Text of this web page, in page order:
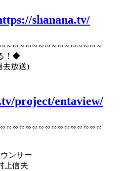
shanana.tv/
！◆
去放送)
project/entaview/
ンサー
上信夫